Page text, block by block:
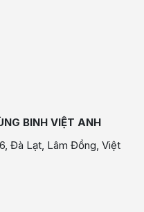
BINH VIỆT ANH
Đà Lạt, Lâm Đồng, Việt